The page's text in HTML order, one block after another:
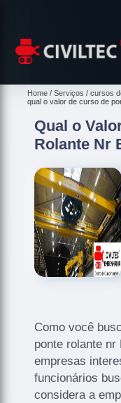
Home Serviços cursos
qual o valor de curso de
Qual o
Rolante Nr
Como você
ponte rolante nr
empresas
funcionários
considera a